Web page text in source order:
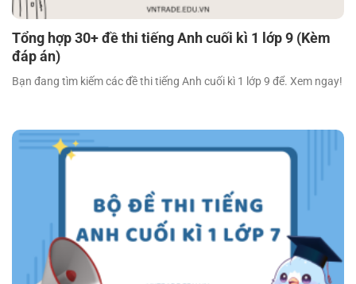
Tổng hợp 30+ đề thi tiếng Anh cuối kì 1 lớp 9 (Kèm
đáp án)
Bạn đang tìm kiếm các đề thi tiếng Anh cuối kì 1 lớp 9 để. Xem ngay!